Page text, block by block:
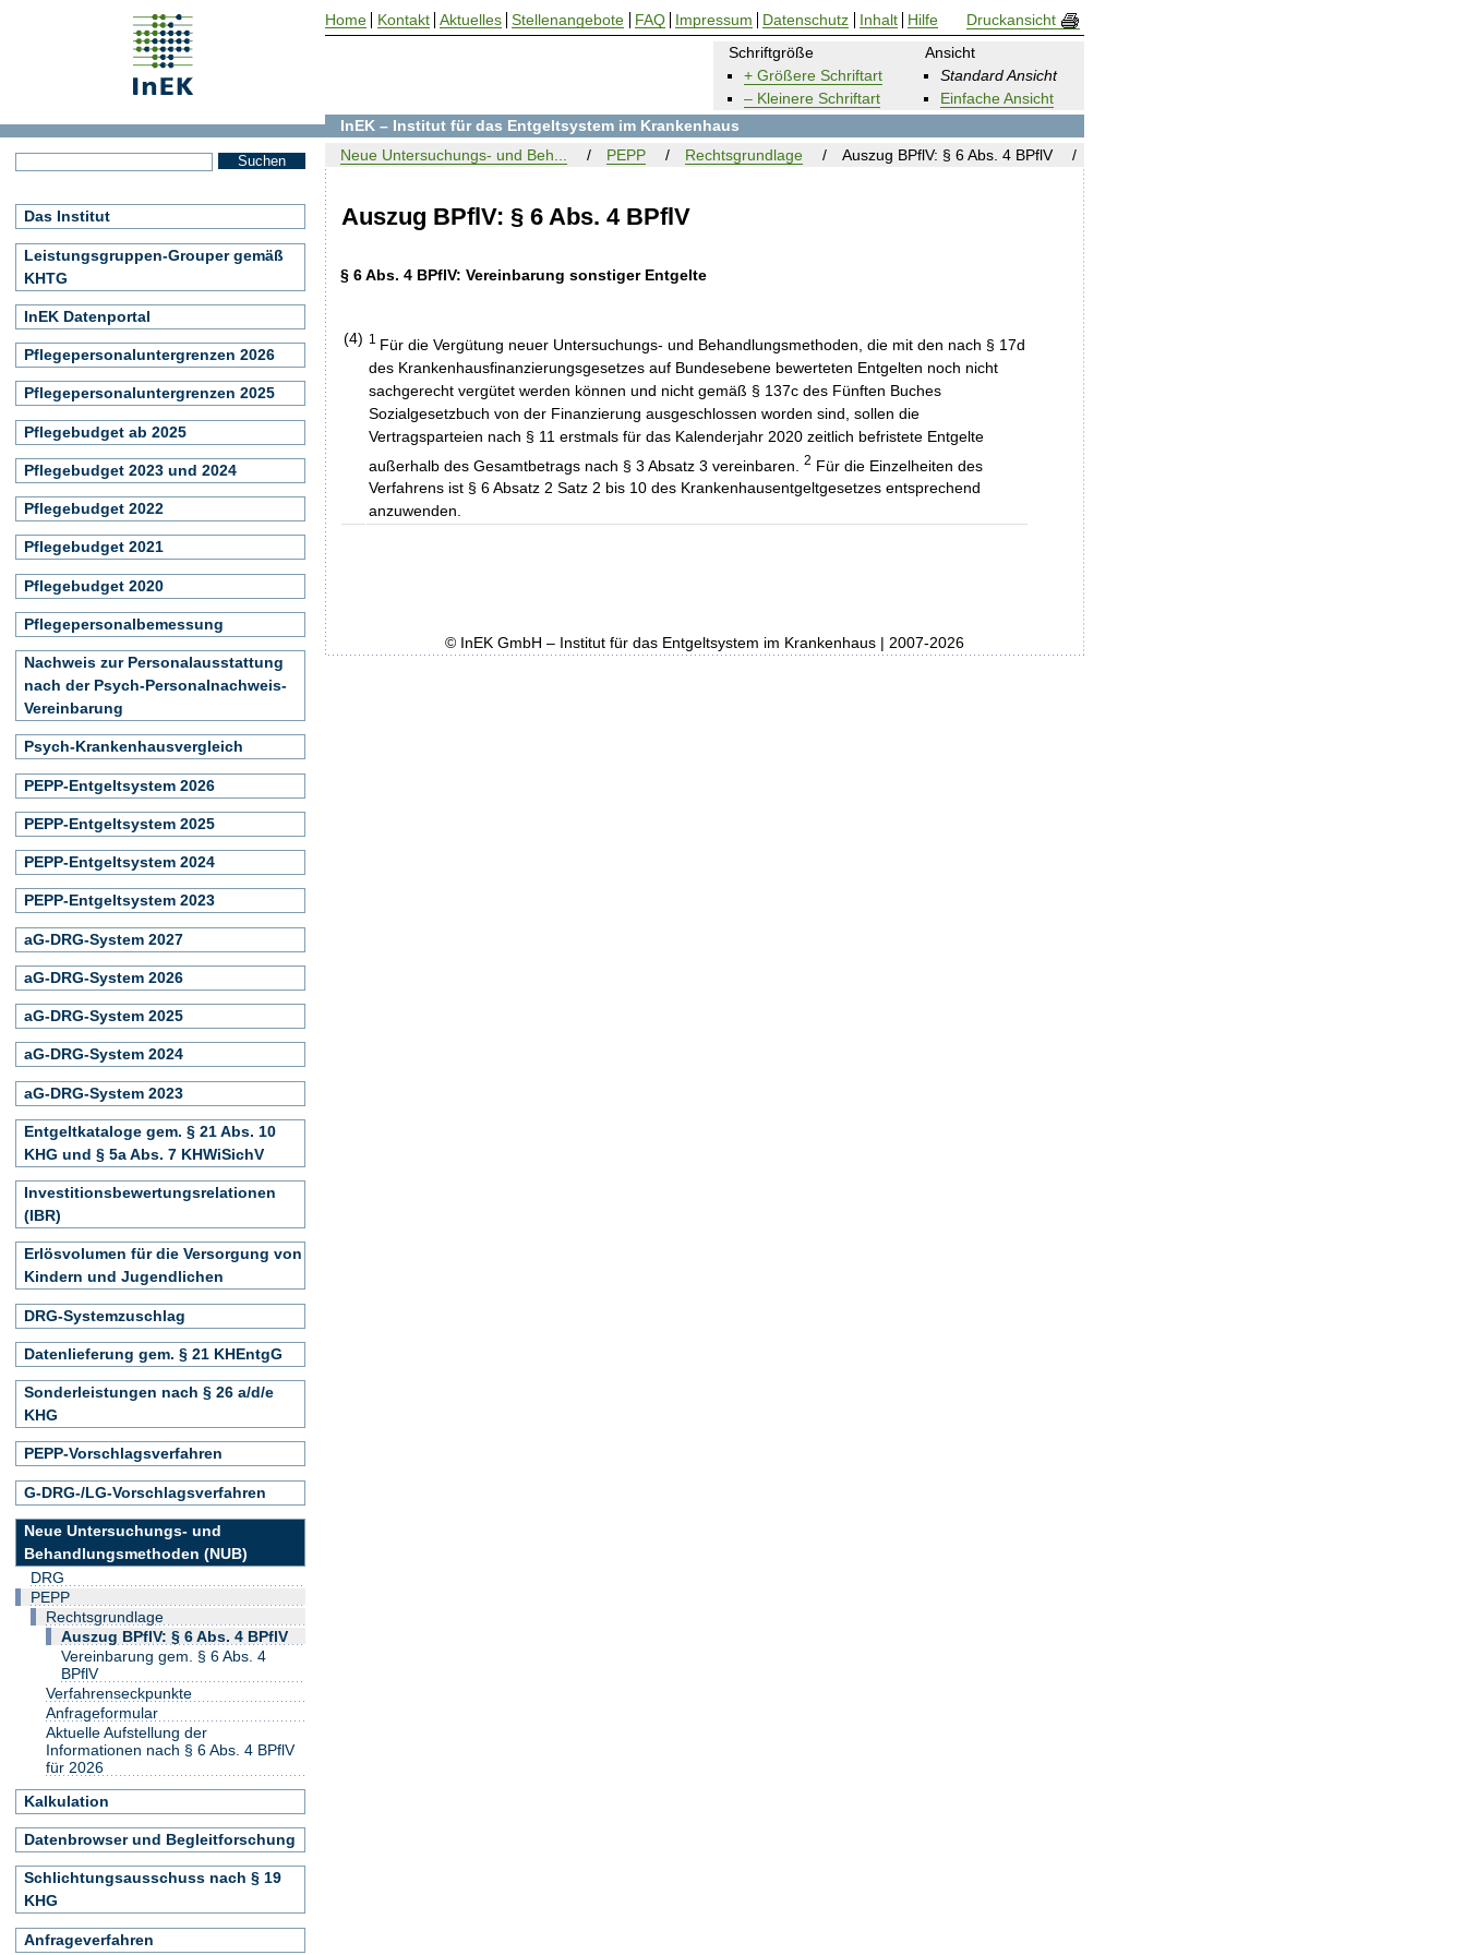
Auszug BPflV: § 6 Abs. 4 BPflV
Schriftgröße
+ Größere Schriftart
– Kleinere Schriftart
Ansicht
Standard Ansicht
Einfache Ansicht
§ 6 Abs. 4 BPflV: Vereinbarung sonstiger Entgelte
(4) 1 Für die Vergütung neuer Untersuchungs- und Behandlungsmethoden, die mit den nach § 17d
des Krankenhausfinanzierungsgesetzes auf Bundesebene bewerteten Entgelten noch nicht
sachgerecht vergütet werden können und nicht gemäß § 137c des Fünften Buches
Sozialgesetzbuch von der Finanzierung ausgeschlossen worden sind, sollen die
Vertragsparteien nach § 11 erstmals für das Kalenderjahr 2020 zeitlich befristete Entgelte
außerhalb des Gesamtbetrags nach § 3 Absatz 3 vereinbaren.2 Für die Einzelheiten des
Verfahrens ist § 6 Absatz 2 Satz 2 bis 10 des Krankenhausentgeltgesetzes entsprechend
anzuwenden.
InEK – Institut für das Entgeltsystem im Krankenhaus
Neue Untersuchungs- und Beh...
PEPP Rechtsgrundlage Auszug BPflV: § 6 Abs. 4 BPflV
Das Institut
Leistungsgruppen-Grouper gemäß
KHTG
InEK Datenportal
Pflegepersonaluntergrenzen 2026
Pflegepersonaluntergrenzen 2025
Pflegebudget ab 2025
Pflegebudget 2023 und 2024
Pflegebudget 2022
Pflegebudget 2021
Pflegebudget 2020
Pflegepersonalbemessung
Nachweis zur Personalausstattung
nach der Psych-Personalnachweis-
Vereinbarung
Psych-Krankenhausvergleich
PEPP-Entgeltsystem 2026
PEPP-Entgeltsystem 2025
PEPP-Entgeltsystem 2024
PEPP-Entgeltsystem 2023
aG-DRG-System 2027
aG-DRG-System 2026
aG-DRG-System 2025
aG-DRG-System 2024
aG-DRG-System 2023
Entgeltkataloge gem. § 21 Abs. 10
KHG und § 5a Abs. 7 KHWiSichV
Investitionsbewertungsrelationen
(IBR)
Erlösvolumen für die Versorgung von
Kindern und Jugendlichen
DRG-Systemzuschlag
Datenlieferung gem. § 21 KHEntgG
Sonderleistungen nach § 26 a/d/e
KHG
PEPP-Vorschlagsverfahren
G-DRG-/LG-Vorschlagsverfahren
Neue Untersuchungs- und
Behandlungsmethoden (NUB)
DRG
PEPP
Rechtsgrundlage
Auszug BPflV: § 6 Abs. 4 BPflV
Vereinbarung gem. § 6 Abs. 4
BPflV
Verfahrenseckpunkte
Anfrageformular
Aktuelle Aufstellung der
Informationen nach § 6 Abs. 4 BPflV
für 2026
Kalkulation
Datenbrowser und Begleitforschung
Schlichtungsausschuss nach § 19
KHG
Anfrageverfahren
Home Kontakt Aktuelles Stellenangebote FAQ Impressum Datenschutz Inhalt Hilfe Druckansicht
© InEK GmbH – Institut für das Entgeltsystem im Krankenhaus | 2007-2026